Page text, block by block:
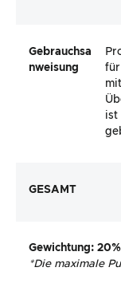
Gebrauchsa
nweisung
für
ist
GESAMT
Gewichtung: 20%
*Die maximale